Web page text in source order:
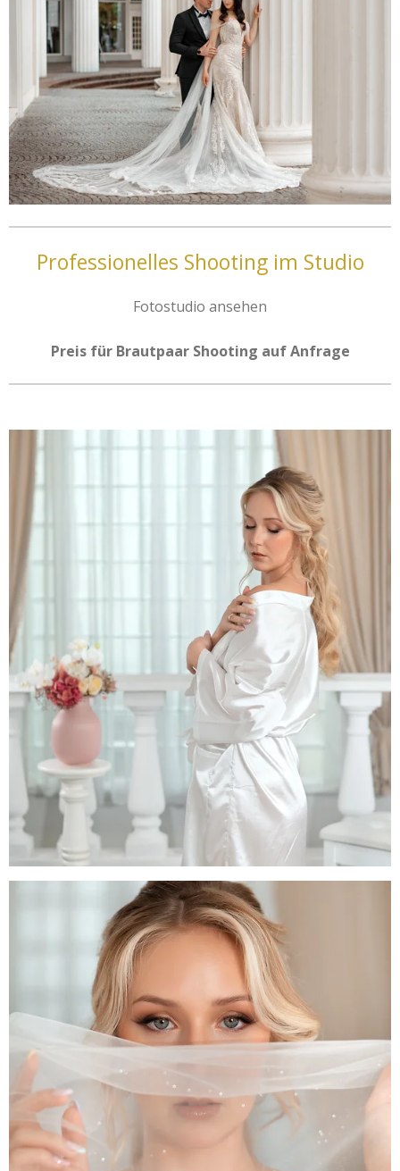
Professionelles Shooting im Studio
Fotostudio ansehen
Preis für Brautpaar Shooting auf Anfrage